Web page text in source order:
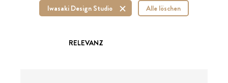
Iwasaki Design Studio Alle löschen
RELEVANZ